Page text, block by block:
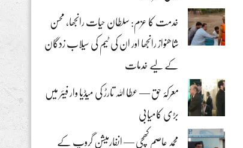
خدمت کا عزم: سلطان حیات رانجھا، محسن
شاھنواز رانجھا اور ان کی ٹیم کی سیلاب زدگان
کے لیے خدمات
معرکۂ حق — عطا اللہ تارڑ کی میڈیا وار فیئر میں
بڑی کامیابی
محمد عاصم کھچی — انفارمیشن گروپ کے